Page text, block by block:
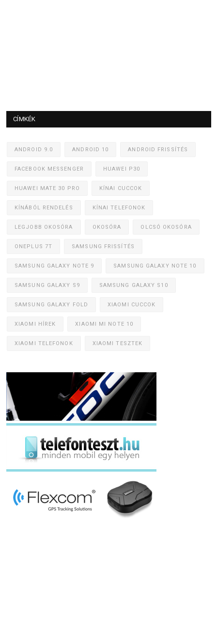
CÍMKÉK
ANDROID 9.0 ANDROID 10 ANDROID FRISSÍTÉS
FACEBOOK MESSENGER HUAWEI P30
HUAWEI MATE 30 PRO KÍNAI CUCCOK
KÍNÁBÓL RENDELÉS KÍNAI TELEFONOK
LEGJOBB OKOSÓRA OKOSÓRA OLCSÓ OKOSÓRA
ONEPLUS 7T SAMSUNG FRISSÍTÉS
SAMSUNG GALAXY NOTE 9 SAMSUNG GALAXY NOTE 10
SAMSUNG GALAXY S9 SAMSUNG GALAXY S10
SAMSUNG GALAXY FOLD XIAOMI CUCCOK
XIAOMI HÍREK XIAOMI MI NOTE 10
XIAOMI TELEFONOK XIAOMI TESZTEK